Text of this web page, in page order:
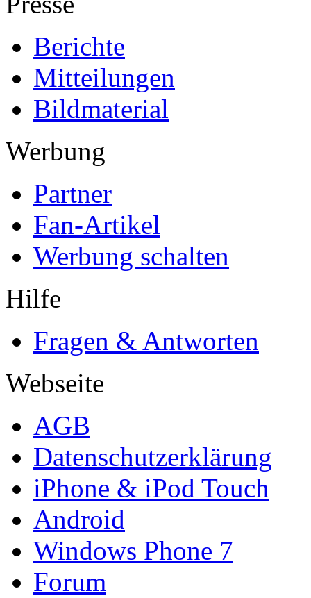
Berichte
Mitteilungen
Bildmaterial
Werbung
Partner
Fan-Artikel
Werbung schalten
Hilfe
Fragen & Antworten
Webseite
AGB
Datenschutzerklärung
iPhone & iPod Touch
Android
Windows Phone 7
Forum